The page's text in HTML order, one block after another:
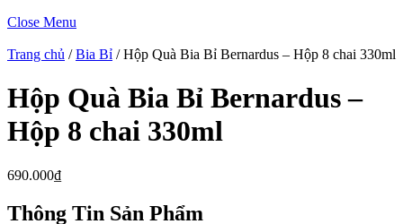
Close Menu
Trang chủ /Bia Bỉ / Hộp Quà Bia Bỉ Bernardus – Hộp 8 chai 330ml
Hộp Quà Bia Bỉ Bernardus –
Hộp 8 chai 330ml
690.000₫
Thông Tin Sản Phẩm